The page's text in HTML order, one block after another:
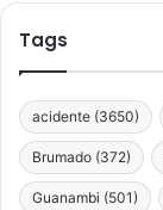
Tags
acidente (3650)
Brumado (372)
Guanambi (501)